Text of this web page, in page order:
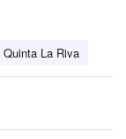
Quinta La Riva